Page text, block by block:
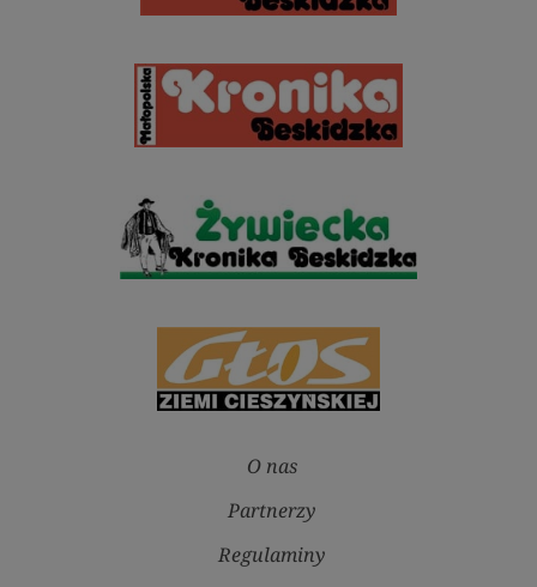
O nas
Partnerzy
Regulaminy